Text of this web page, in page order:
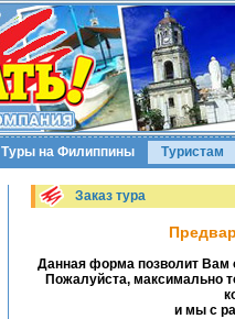
Туры на Филиппины Туристам
Заказ тура
Данная форма позволит Вам
Пожалуйста, максимально
и мы с